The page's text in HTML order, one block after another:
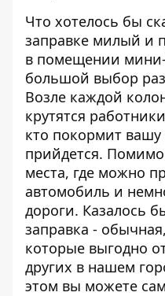
Что хотелось бы
заправке милый и
в помещении
большой выбор
Возле каждой
крутятся
кто покормит вашу
прийдется. Помимо
места, где можно
автомобиль и
дороги. Казалось
заправка -
которые выгодно
других в нашем
этом вы можете